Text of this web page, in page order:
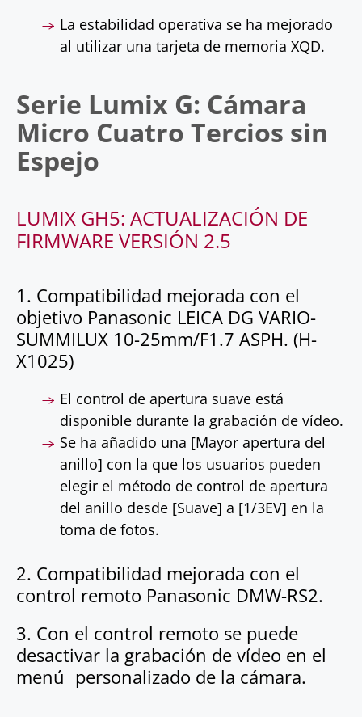
La estabilidad operativa se ha mejorado
al utilizar una tarjeta de memoria XQD.
Serie Lumix G: Cámara
Micro Cuatro Tercios sin
Espejo
LUMIX GH5: ACTUALIZACIÓN DE
FIRMWARE VERSIÓN 2.5
1. Compatibilidad mejorada con el
objetivo Panasonic LEICA DG VARIO-
SUMMILUX 10-25mm/F1.7 ASPH. (H-
X1025)
El control de apertura suave está
disponible durante la grabación de vídeo.
Se ha añadido una [Mayor apertura del
anillo] con la que los usuarios pueden
elegir el método de control de apertura
del anillo desde [Suave] a [1/3EV] en la
toma de fotos.
2. Compatibilidad mejorada con el
control remoto Panasonic DMW-RS2.
3. Con el control remoto se puede
desactivar la grabación de vídeo en el
menú personalizado de la cámara.